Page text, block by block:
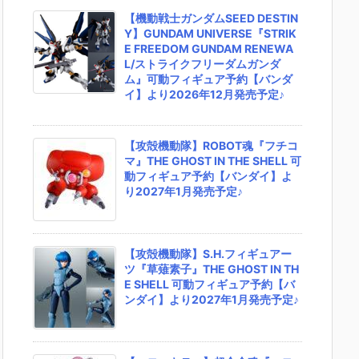
【機動戦士ガンダムSEED DESTIN
Y】GUNDAM UNIVERSE『STRIK
E FREEDOM GUNDAM RENEWA
L/ストライクフリーダムガンダ
ム』可動フィギュア予約【バンダ
イ】より2026年12月発売予定♪
【攻殻機動隊】ROBOT魂『フチコ
マ』THE GHOST IN THE SHELL 可
動フィギュア予約【バンダイ】よ
り2027年1月発売予定♪
【攻殻機動隊】S.H.フィギュアー
ツ『草薙素子』THE GHOST IN TH
E SHELL 可動フィギュア予約【バ
ンダイ】より2027年1月発売予定♪